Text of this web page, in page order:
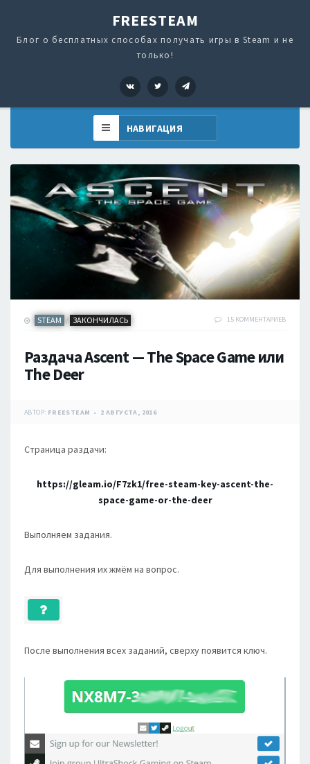
FREESTEAM
Блог о бесплатных способах получать игры в Steam и не
только!
VK Twitter
STEAM / ЗАКОНЧИЛАСЬ 15 КОММЕНТАРИЕВ
Раздача Ascent — The Space Game или
The Deer
АВТОР: FREESTEAM 2 АВГУСТА, 2016
Страница раздачи:
https://gleam.io/F7zk1/free-steam-key-ascent-the-
space-game-or-the-deer
Выполняем задания.
Для выполнения их жмём на вопрос.
После выполнения всех заданий, сверху появится ключ.